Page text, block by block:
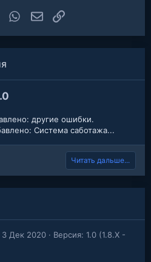
Reddit WhatsAppЭлектронная почта
Ссылка
другие ошибки.
Система саботажа...
Читать дальше...
3 Дек 2020
Версия: 1.0 (1.8.X -